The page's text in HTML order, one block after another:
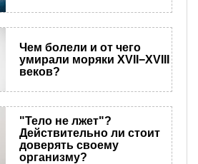
Чем болели и от чего
умирали моряки XVII−XVIII
веков?
"Тело не лжет"?
Действительно ли стоит
доверять своему
организму?